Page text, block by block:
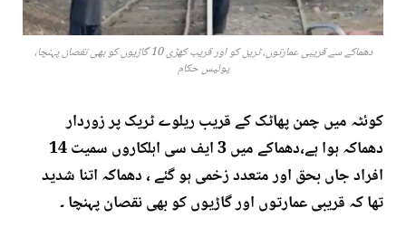
دھماکے سے قریبی عمارتوں، ٹرین کو اور قریب کھڑی 10 گاڑیوں کو بھی نقصان پہنچا،
پولیس حکام
کوئٹہ میں چمن پھاٹک کے قریب ریلوے ٹریک پر زوردار
دھماکہ ہوا ہے،دھماکے میں 3 ایف سی اہلکاروں سمیت 14
افراد جاں بحق اور متعدد زخمی ہو گئے ، دھماکہ اتنا شدید
تھا کہ قریبی عمارتوں اور گاڑیوں کو بھی نقصان پہنچا ۔